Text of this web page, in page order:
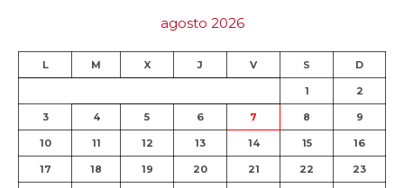
agosto 2026
L M X J V S D
1 2
3 4 5 6 7 8 9
10 11 12 13 14 15 16
17 18 19 20 21 22 23